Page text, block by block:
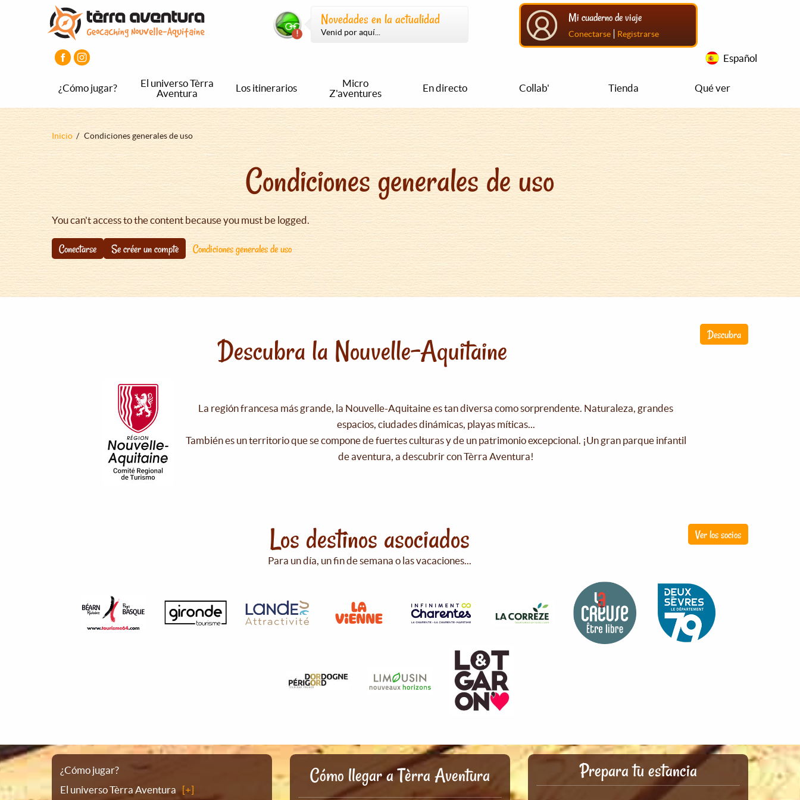
Novedades en la actualidad
Venid por aquí...
Mi cuaderno de viaje
Conectarse | Registrarse
Español
¿Cómo jugar?
El universo Tèrra
Aventura
Los itinerarios
Micro
Z'aventures
En directo Collab' Tienda Qué ver
Sobrescribir
ayuda
la
navegación
Inicio Condiciones generales de uso
Condiciones generales de uso
You can't access to the content because you must be logged.
Conectarse Se créer un compte Condiciones generales de uso
Descubra
Descubra la Nouvelle-Aquitaine
La región francesa más grande, la Nouvelle-Aquitaine es tan diversa como sorprendente. Naturaleza, grandes
espacios, ciudades dinámicas, playas míticas...
También es un territorio que se compone de fuertes culturas y de un patrimonio excepcional. ¡Un gran parque infantil
de aventura, a descubrir con Tèrra Aventura!
Ver los socios
Los destinos asociados
Para un día, un fin de semana o las vacaciones...
Plano
¿Cómo jugar?
El universo Tèrra Aventura
Cómo llegar a Tèrra Aventura Prepara tu estancia